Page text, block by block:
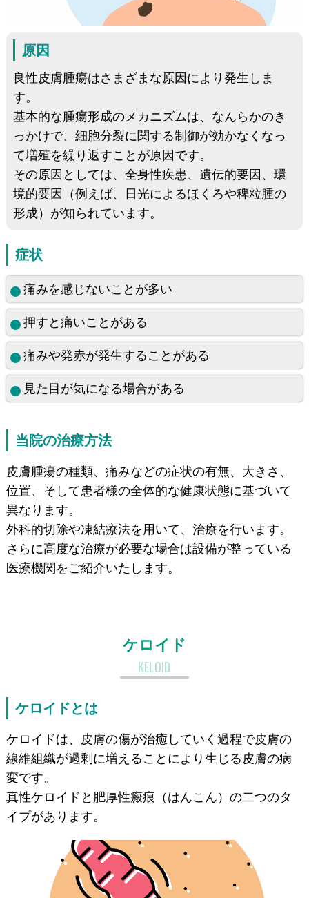
原因
良性皮膚腫瘍はさまざまな原因により発生しま
す。
基本的な腫瘍形成のメカニズムは、なんらかのき
っかけで、細胞分裂に関する制御が効かなくなっ
て増殖を繰り返すことが原因です。
その原因としては、全身性疾患、遺伝的要因、環
境的要因（例えば、日光によるほくろや稗粒腫の
形成）が知られています。
症状
痛みを感じないことが多い
押すと痛いことがある
痛みや発赤が発生することがある
見た目が気になる場合がある
当院の治療方法
皮膚腫瘍の種類、痛みなどの症状の有無、大きさ、
位置、そして患者様の全体的な健康状態に基づいて
異なります。
外科的切除や凍結療法を用いて、治療を行います。
さらに高度な治療が必要な場合は設備が整っている
医療機関をご紹介いたします。
ケロイド
KELOID
ケロイドとは
ケロイドは、皮膚の傷が治癒していく過程で皮膚の
線維組織が過剰に増えることにより生じる皮膚の病
変です。
真性ケロイドと肥厚性瘢痕（はんこん）の二つのタ
イプがあります。